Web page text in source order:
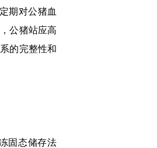
期对公猪血
公猪站应高
的完整性和
固态储存法